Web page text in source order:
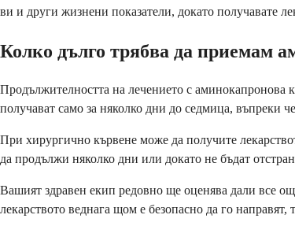
ви и други жизнени показатели, докато получавате
Колко дълго трябва да приемам
Продължителността на лечението с аминокапронова
получават само за няколко дни до седмица, въпреки
При хирургично кървене може да получите
да продължи няколко дни или докато не бъдат
Вашият здравен екип редовно ще оценява дали все
лекарството веднага щом е безопасно да го